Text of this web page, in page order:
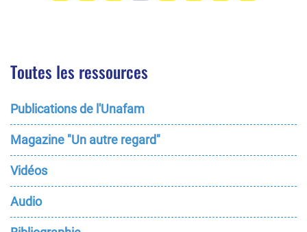
Toutes les ressources
Publications de l'Unafam
Magazine "Un autre regard"
Vidéos
Audio